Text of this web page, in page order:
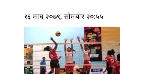
१६ माघ २०७९, सोमबार २०:५५